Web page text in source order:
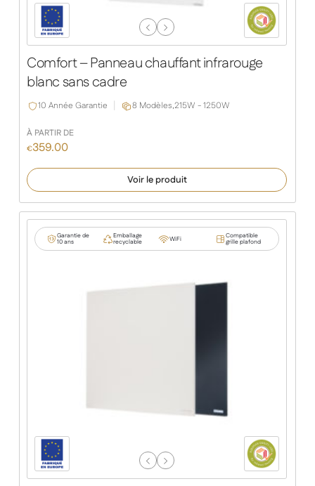
Previous
Next
Comfort – Panneau chauffant infrarouge
blanc sans cadre
10 Année Garantie 8 Modèles,215W - 1250W
À PARTIR DE
€359.00
Voir le produit
Garantie de
10 ans
Emballage
recyclable WiFi Compatible
grille plafond
Previous
Next